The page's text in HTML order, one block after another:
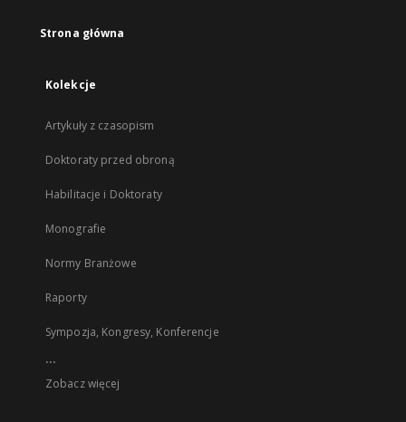
Strona główna
Kolekcje
Artykuły z czasopism
Doktoraty przed obroną
Habilitacje i Doktoraty
Monografie
Normy Branżowe
Raporty
Sympozja, Kongresy, Konferencje
...
Zobacz więcej